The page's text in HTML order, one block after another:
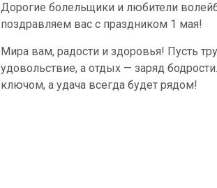
Дорогие болельщики и любители
поздравляем вас с праздником 1 мая!
Мира вам, радости и здоровья! Пусть
удовольствие, а отдых — заряд
ключом, а удача всегда будет рядом!